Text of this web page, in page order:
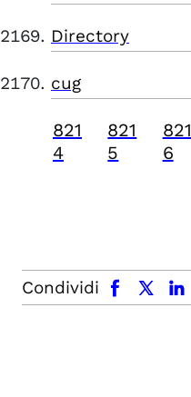
Directory
cug
821
4
821
5
821
6
Condividi
facebook x.com linkedin